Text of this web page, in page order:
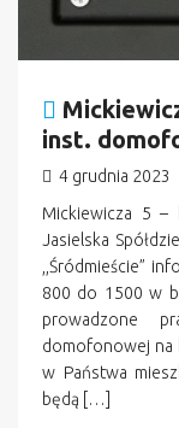
inst.
4 grudnia 2023
Mickiewicza 5 –
Jasielska
,,Śródmieście”
800 do 1500 w
prowadzone
domofonowej na
w Państwa
będą […]